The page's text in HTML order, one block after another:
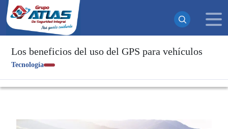
Los beneficios del uso del GPS para vehículos
Tecnología
¡Suscrito exitosamente!